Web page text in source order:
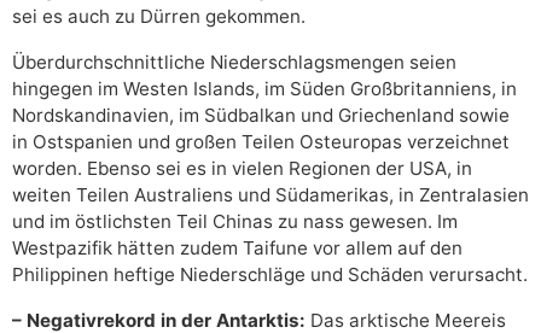
sei es auch zu Dürren gekommen.
Überdurchschnittliche Niederschlagsmengen seien
hingegen im Westen Islands, im Süden Großbritanniens, in
Nordskandinavien, im Südbalkan und Griechenland sowie
in Ostspanien und großen Teilen Osteuropas verzeichnet
worden. Ebenso sei es in vielen Regionen der USA, in
weiten Teilen Australiens und Südamerikas, in Zentralasien
und im östlichsten Teil Chinas zu nass gewesen. Im
Westpazifik hätten zudem Taifune vor allem auf den
Philippinen heftige Niederschläge und Schäden verursacht.
– Negativrekord in der Antarktis: Das arktische Meereis